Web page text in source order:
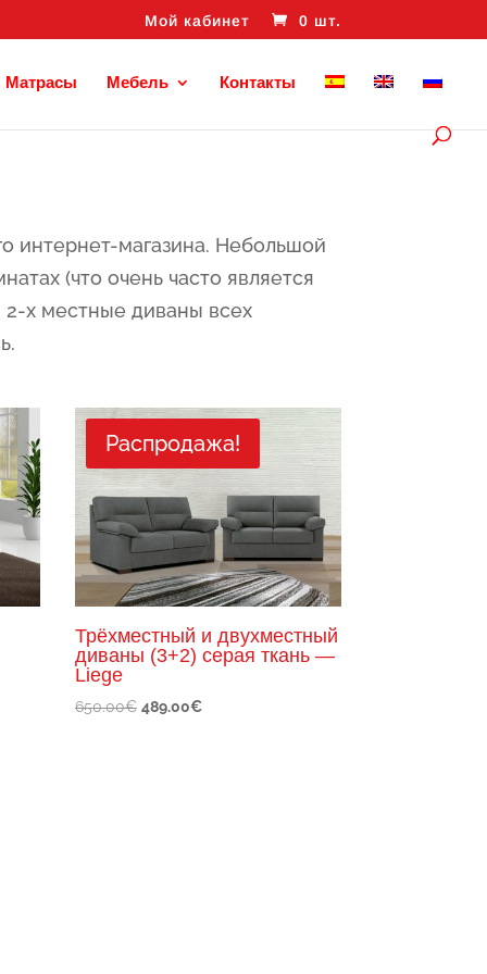
Мой кабинет 0 шт.
Матрасы Мебель Контакты
интернет-магазина. Небольшой
(что очень часто является
x местные диваны всех
Распродажа!
Трёхместный и двухместный
диваны (3+2) серая ткань —
Liege
650.00€ Первоначальная
489.00€Текущая